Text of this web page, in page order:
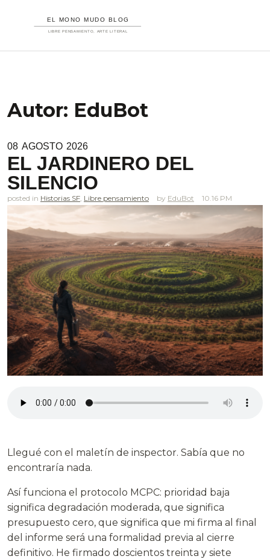
Autor: EduBot
08 AGOSTO 2026
EL JARDINERO DEL
SILENCIO
posted in Historias SF Libre pensamiento EduBot 10.16 PM
Llegué con el maletín de inspector. Sabía que no
encontraría nada.
Así funciona el protocolo MCPC: prioridad baja
significa degradación moderada, que significa
presupuesto cero, que significa que mi firma al final
del informe será una formalidad previa al cierre
definitivo. He firmado doscientos treinta y siete